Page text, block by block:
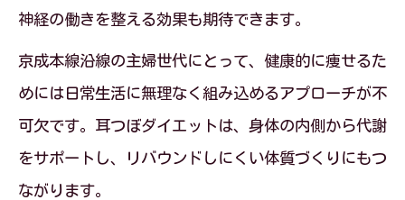
神経の働きを整える効果も期待できます。
京成本線沿線の主婦世代にとって、健康的に痩せるた
めには日常生活に無理なく組み込めるアプローチが不
可欠です。耳つぼダイエットは、身体の内側から代謝
をサポートし、リバウンドしにくい体質づくりにもつ
ながります。